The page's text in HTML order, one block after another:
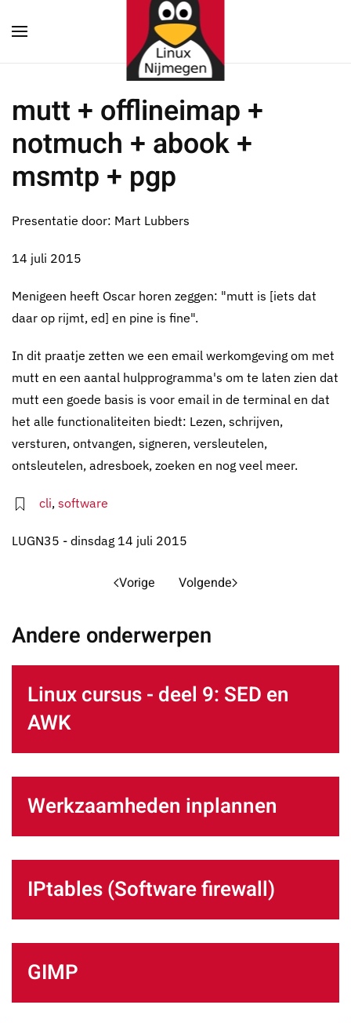
Terug naar hoofdinhoud
mutt + offlineimap +
notmuch + abook +
msmtp + pgp
Presentatie door: Mart Lubbers
14 juli 2015
Menigeen heeft Oscar horen zeggen: "mutt is [iets dat
daar op rijmt, ed] en pine is fine".
In dit praatje zetten we een email werkomgeving om met
mutt en een aantal hulpprogramma's om te laten zien dat
mutt een goede basis is voor email in de terminal en dat
het alle functionaliteiten biedt: Lezen, schrijven,
versturen, ontvangen, signeren, versleutelen,
ontsleutelen, adresboek, zoeken en nog veel meer.
cli, software
LUGN35 - dinsdag 14 juli 2015
Vorige Volgende
Andere onderwerpen
Linux cursus - deel 9: SED en
AWK
Werkzaamheden inplannen
IPtables (Software firewall)
GIMP